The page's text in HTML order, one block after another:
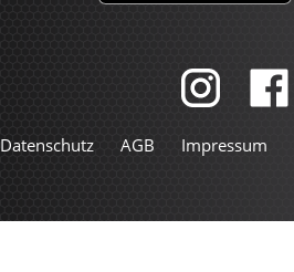
Datenschutz AGB Impressum